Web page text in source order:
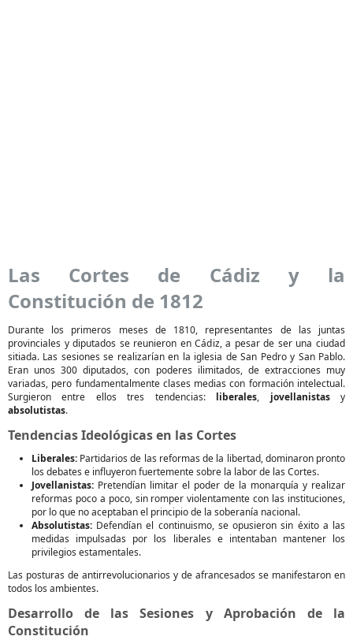
Las Cortes de Cádiz y la
Constitución de 1812
Durante los primeros meses de 1810, representantes de las juntas
provinciales y diputados se reunieron en Cádiz, a pesar de ser una ciudad
sitiada. Las sesiones se realizarían en la iglesia de San Pedro y San Pablo.
Eran unos 300 diputados, con poderes ilimitados, de extracciones muy
variadas, pero fundamentalmente clases medias con formación intelectual.
Surgieron entre ellos tres tendencias: liberales, jovellanistasy
absolutistas.
Tendencias Ideológicas en las Cortes
Liberales: Partidarios de las reformas de la libertad, dominaron pronto
los debates e influyeron fuertemente sobre la labor de las Cortes.
Jovellanistas: Pretendían limitar el poder de la monarquía y realizar
reformas poco a poco, sin romper violentamente con las instituciones,
por lo que no aceptaban el principio de la soberanía nacional.
Absolutistas: Defendían el continuismo, se opusieron sin éxito a las
medidas impulsadas por los liberales e intentaban mantener los
privilegios estamentales.
Las posturas de antirrevolucionarios y de afrancesados se manifestaron en
todos los ambientes.
Desarrollo de las Sesiones y Aprobación de la
Constitución